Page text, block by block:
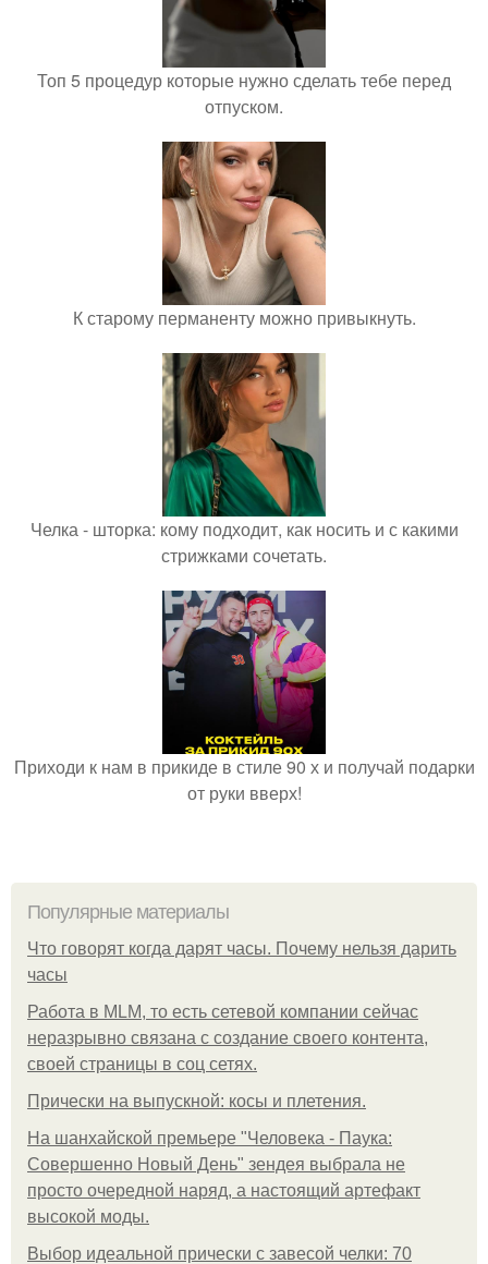
Топ 5 процедур которые нужно сделать тебе перед
отпуском.
К старому перманенту можно привыкнуть.
Челка - шторка: кому подходит, как носить и с какими
стрижками сочетать.
Приходи к нам в прикиде в стиле 90 х и получай подарки
от руки вверх!
Популярные материалы
Что говорят когда дарят часы. Почему нельзя дарить
часы
Работа в MLM, то есть сетевой компании сейчас
неразрывно связана с создание своего контента,
своей страницы в соц сетях.
Прически на выпускной: косы и плетения.
На шанхайской премьере "Человека - Паука:
Совершенно Новый День" зендея выбрала не
просто очередной наряд, а настоящий артефакт
высокой моды.
Выбор идеальной прически с завесой челки: 70